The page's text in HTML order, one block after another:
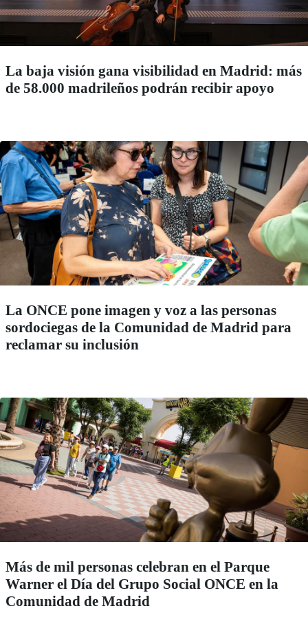
La baja visión gana visibilidad en Madrid: más
de 58.000 madrileños podrán recibir apoyo
La ONCE pone imagen y voz a las personas
sordociegas de la Comunidad de Madrid para
reclamar su inclusión
Más de mil personas celebran en el Parque
Warner el Día del Grupo Social ONCE en la
Comunidad de Madrid